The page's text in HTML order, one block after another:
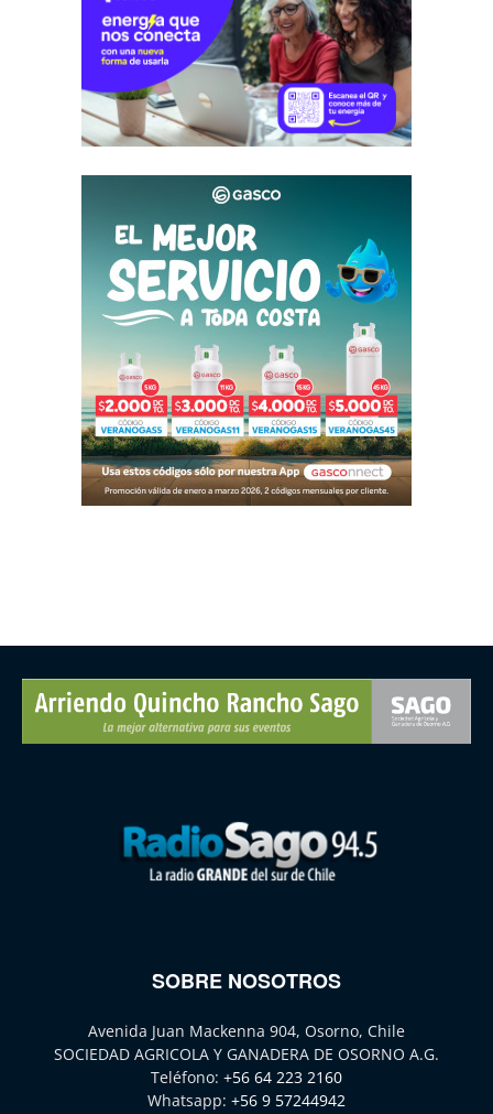
SOBRE NOSOTROS
Avenida Juan Mackenna 904, Osorno, Chile
SOCIEDAD AGRICOLA Y GANADERA DE OSORNO A.G.
Teléfono: +56 64 223 2160
Whatsapp: +56 9 57244942